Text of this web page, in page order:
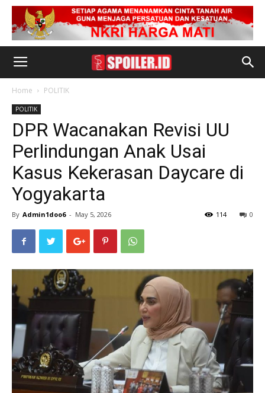
Home POLITIK
POLITIK
DPR Wacanakan Revisi UU
Perlindungan Anak Usai
Kasus Kekerasan Daycare di
Yogyakarta
By Admin1doo6 - May 5, 2026 0
114